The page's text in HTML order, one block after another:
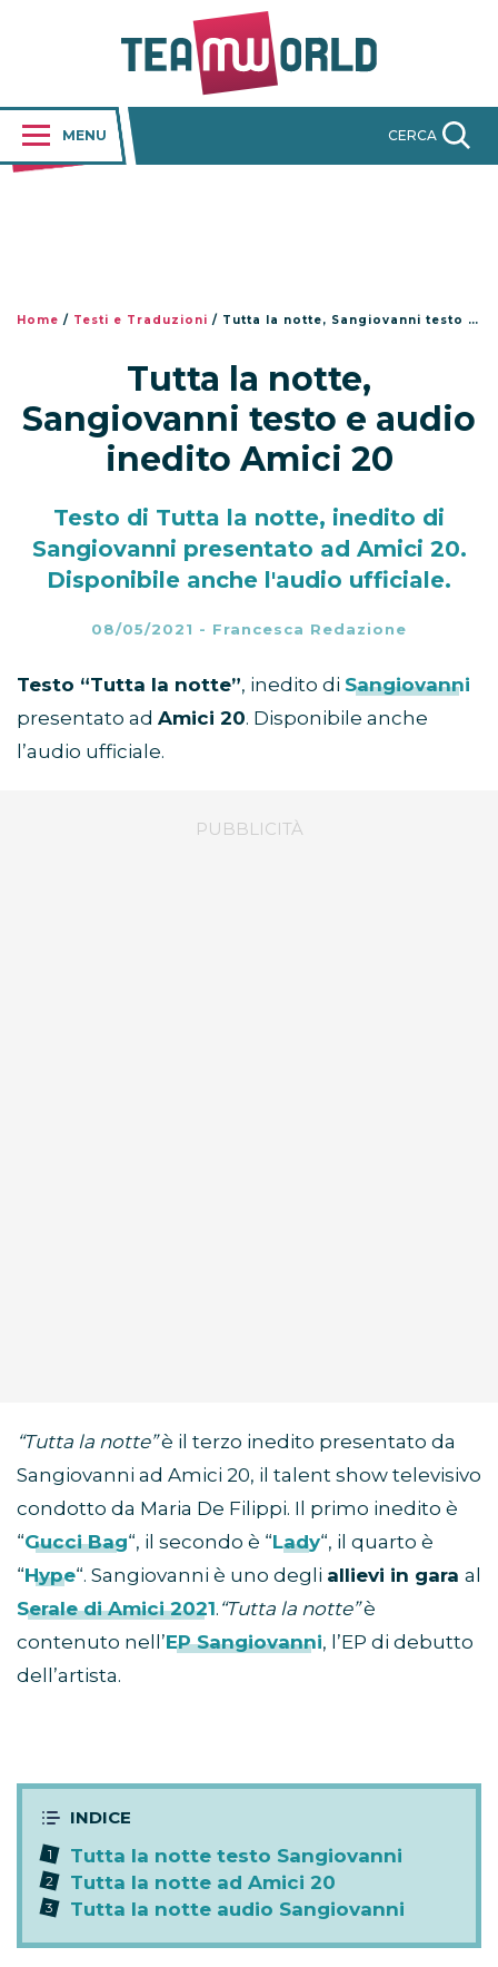
MENU CERCA
Home / Testi e Traduzioni / Tutta la notte, Sangiovanni testo e audio inedito Amici 20
Tutta la notte,
Sangiovanni testo e audio
inedito Amici 20
Testo di Tutta la notte, inedito di
Sangiovanni presentato ad Amici 20.
Disponibile anche l'audio ufficiale.
08/05/2021 - Francesca Redazione
Testo “Tutta la notte”, inedito di Sangiovanni
presentato ad Amici 20. Disponibile anche
l’audio ufficiale.
“Tutta la notte”è il terzo inedito presentato da
Sangiovanni ad Amici 20, il talent show televisivo
condotto da Maria De Filippi. Il primo inedito è
“Gucci Bag“, il secondo è “Lady“, il quarto è
“Hype“. Sangiovanni è uno degli allievi in gara al
Serale di Amici 2021. “Tutta la notte”è
contenuto nell’EP Sangiovanni, l’EP di debutto
dell’artista.
Tutta la notte testo Sangiovanni
Tutta la notte ad Amici 20
Tutta la notte audio Sangiovanni